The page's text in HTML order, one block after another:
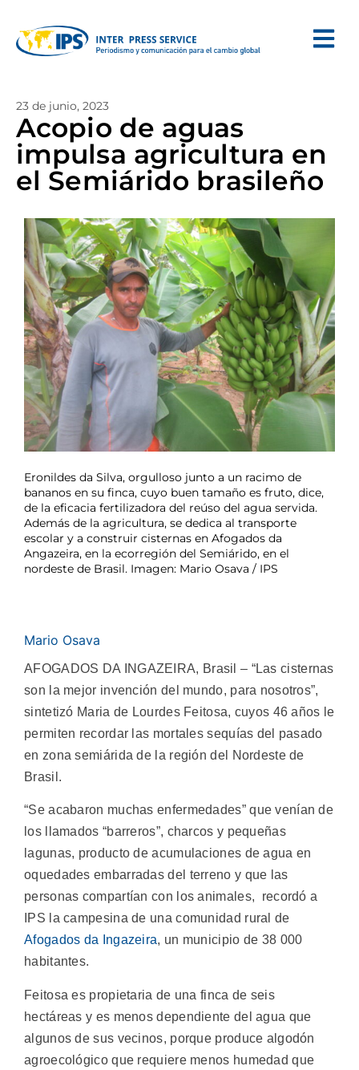
23 de junio, 2023
Acopio de aguas
impulsa agricultura en
el Semiárido brasileño
Eronildes da Silva, orgulloso junto a un racimo de
bananos en su finca, cuyo buen tamaño es fruto, dice,
de la eficacia fertilizadora del reúso del agua servida.
Además de la agricultura, se dedica al transporte
escolar y a construir cisternas en Afogados da
Angazeira, en la ecorregión del Semiárido, en el
nordeste de Brasil. Imagen: Mario Osava / IPS
Mario Osava
AFOGADOS DA INGAZEIRA, Brasil – “Las cisternas
son la mejor invención del mundo, para nosotros”,
sintetizó Maria de Lourdes Feitosa, cuyos 46 años le
permiten recordar las mortales sequías del pasado
en zona semiárida de la región del Nordeste de
Brasil.
“Se acabaron muchas enfermedades” que venían de
los llamados “barreros”, charcos y pequeñas
lagunas, producto de acumulaciones de agua en
oquedades embarradas del terreno y que las
personas compartían con los animales, recordó a
IPS la campesina de una comunidad rural de
Afogados da Ingazeira, un municipio de 38 000
habitantes.
Feitosa es propietaria de una finca de seis
hectáreas y es menos dependiente del agua que
algunos de sus vecinos, porque produce algodón
agroecológico que requiere menos humedad que